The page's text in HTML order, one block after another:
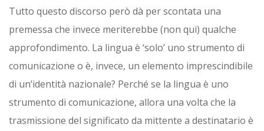
Tutto questo discorso però dà per scontata una
premessa che invece meriterebbe (non qui) qualche
approfondimento. La lingua è ‘solo’ uno strumento di
comunicazione o è, invece, un elemento imprescindibile
di un’identità nazionale? Perché se la lingua è uno
strumento di comunicazione, allora una volta che la
trasmissione del significato da mittente a destinatario è